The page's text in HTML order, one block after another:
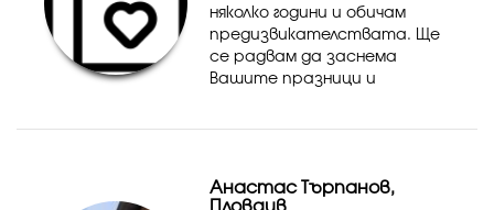
няколко години и обичам
предизвикателствата. Ще
се радвам да заснема
Вашите празници и
фотосесии, рождени дни,
Анастас Търпанов,